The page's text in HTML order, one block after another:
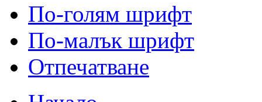
По-голям шрифт
По-малък шрифт
Отпечатване